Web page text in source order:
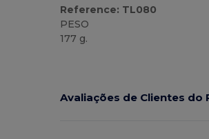
Reference: TL080
PESO
177 g.
Avaliações de Clientes do